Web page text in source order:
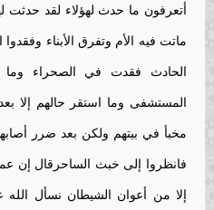
أتعرفون ما حدث لهؤلاء لقد
ماتت فيه الأم وتفرق الأبناء
الحادث فقدت في الصحراء وما
المستشفى وما استقر حالهم إلا
مخبأ في بيتهم ولكن بعد ضرر
فانظروا إلى خبث الساحرقال إن
إلا من أعوان الشيطان نسأل